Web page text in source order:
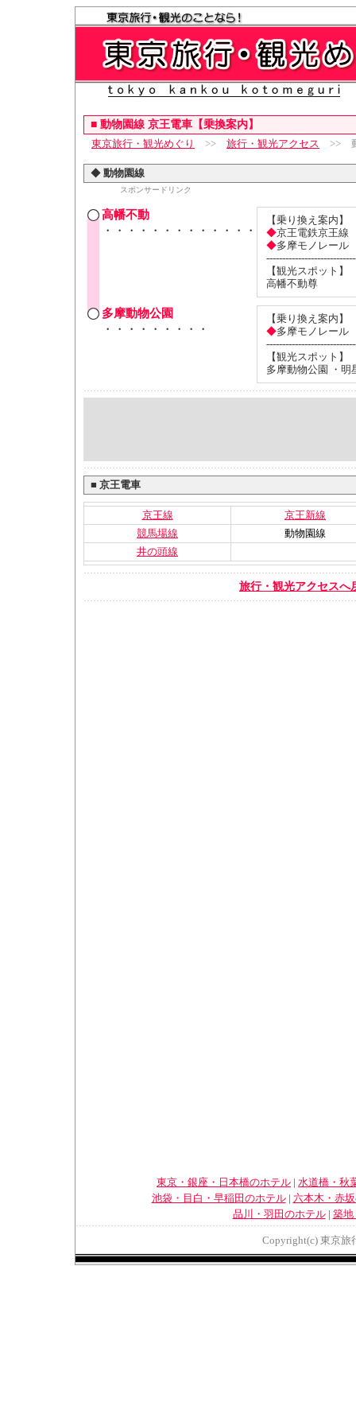
■ 動物園線 京王電車【乗換案内】
東京旅行・観光めぐり
>> 旅行・観光アクセス >> 動
◆ 動物園線
スポンサードリンク
高幡不動
・・・・・・・・・・・・・
【乗り換え案内】
◆京王電鉄京王線
◆多摩モノレール
【観光スポット】
高幡不動尊
多摩動物公園
・・・・・・・・・
【乗り換え案内】
◆多摩モノレール
【観光スポット】
多摩動物公園 ・明
■ 京王電車
京王線
京王新線
競馬場線
動物園線
井の頭線
旅行・観光アクセスへ
東京・銀座・日本橋のホテル | 水道橋・秋
池袋・目白・早稲田のホテル| 六本木・赤
品川・羽田のホテル| 築地
Copyright(c) 東京旅